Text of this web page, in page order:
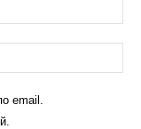
email.